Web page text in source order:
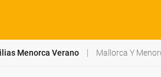
Menorca Verano Mallorca Y